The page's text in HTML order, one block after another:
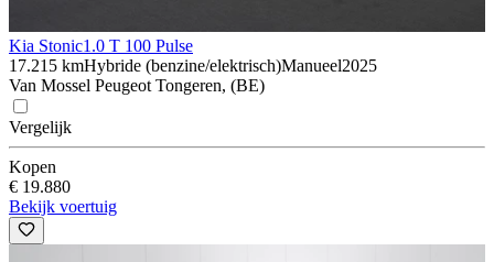
Kia Stonic1.0 T 100 Pulse
17.215 kmHybride (benzine/elektrisch)Manueel2025
Van Mossel Peugeot Tongeren, (BE)
Vergelijk
Kopen
€ 19.880
Bekijk voertuig